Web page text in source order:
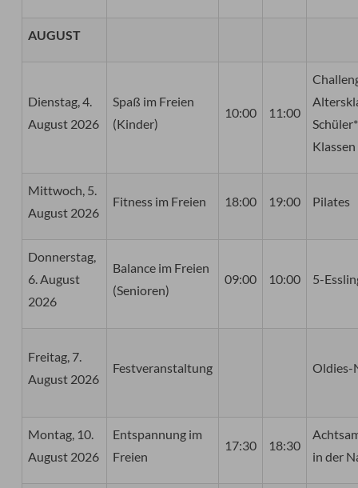
AUGUST
Dienstag, 4.
August 2026
Spaß im Freien
(Kinder)
10:00 11:00
Mittwoch, 5.
August 2026
Fitness im Freien 18:00 19:00 Pilates
Donnerstag,
6. August
2026
Balance im Freien
(Senioren)
09:00 10:00 5-
Freitag, 7.
August 2026
Festveranstaltung Oldies-
Montag, 10.
August 2026
Entspannung im
Freien
17:30 18:30
in der